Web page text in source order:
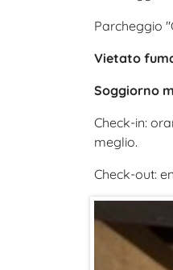
Parcheggio
Vietato
Soggiorno
Check-in:
meglio.
Check-out: